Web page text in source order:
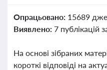
Опрацьовано: 15689
Виявлено: 7 публікацій
На основі зібраних
короткі відповіді на